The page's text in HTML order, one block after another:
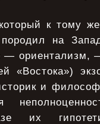
к тому
на
— ориентализм,
«Востока»)
и
их